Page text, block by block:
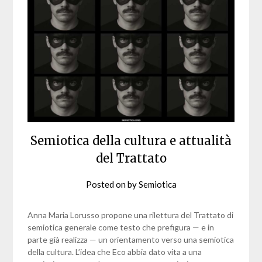
Semiotica della cultura e attualità
del Trattato
Posted onbySemiotica
Anna Maria Lorusso propone una rilettura del Trattato di
semiotica generale come testo che prefigura — e in
parte già realizza — un orientamento verso una semiotica
della cultura. L’idea che Eco abbia dato vita a una